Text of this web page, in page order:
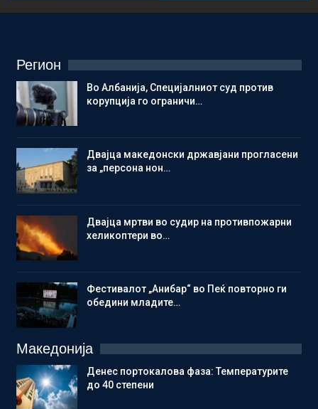
Регион
Во Албанија, Специјалниот суд против
корупција го ограничи…
Двајца македонски државјани прогласени
за „персона нон…
Двајца мртви во судир на противпожарни
хеликоптери во…
Фестивалот „Анибар“ во Пеќ повторно ги
обедини младите…
Македонија
Денес портокалова фаза: Температурите
до 40 степени